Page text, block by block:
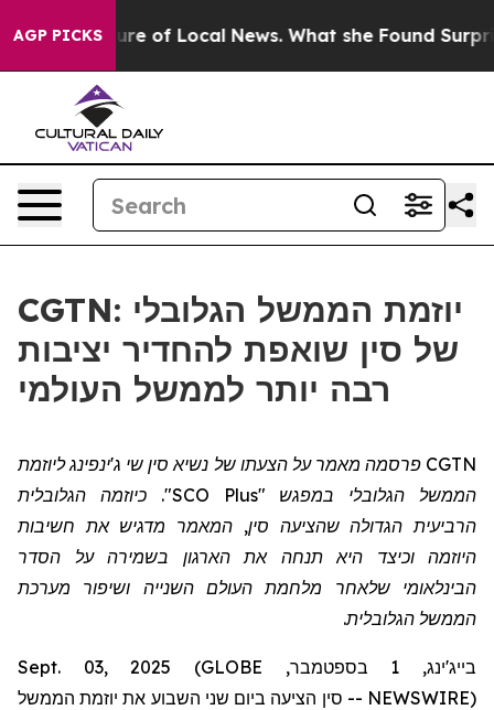
AGP PICKS
the Future of Local News. What she Found
CGTN: יוזמת הממשל הגלובלי
של סין שואפת להחדיר יציבות
רבה יותר לממשל העולמי
CGTN פרסמה מאמר על הצעתו של נשיא סין שי ג'ינפינג ליוזמת
הממשל הגלובלי במפגש "SCO Plus". כיוזמה הגלובלית
הרביעית הגדולה שהציעה סין, המאמר מדגיש את חשיבות
היוזמה וכיצד היא תנחה את הארגון בשמירה על הסדר
הבינלאומי שלאחר מלחמת העולם השנייה ושיפור מערכת
הממשל הגלובלית.
בייג'ינג, 1 בספטמבר, Sept. 03, 2025 (GLOBE
NEWSWIRE) -- סין הציעה ביום שני השבוע את יוזמת הממשל